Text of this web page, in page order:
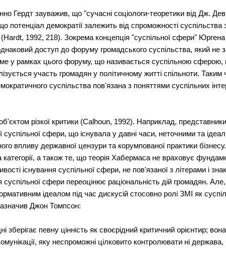
Гердт зауважив, що "сучасні соціологи-теоретики від Дж.
демократії залежить від спроможності
(Hardt, 1992, 218). Зокрема концепція "суспільної сфери"
доступ до форуму громадського суспільства, який не
у рамках цього форуму, що називається суспільною сферою,
участь громадян у політичному житті спільноти.
суспільства пов'язана з поняттями суспільних
різкої критики (Calhoun, 1992). Наприклад,
сфери, що існувала у давні часи, неточними та
впливу державної цензури та корумпованої практики бізнесу.
категорії, а також те, що теорія Хабермаса не враховує
існування суспільної сфери, не пов'язаної з літерами і
суспільної сфери переоцінює раціональність дій громадян.
ідеалом під час дискусій стосовно ролі ЗМІ як
Джон Томпсон:
зберігає певну цінність як своєрідний критичний орієнтир;
яку неспроможні цілковито контролювати ні держава,